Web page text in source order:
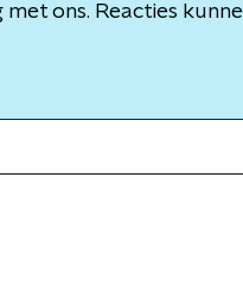
met ons. Reacties